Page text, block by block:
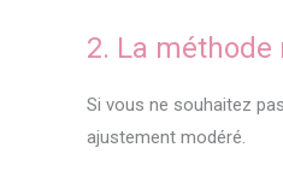
2. La
Si vous ne souhaitez
ajustement modéré.